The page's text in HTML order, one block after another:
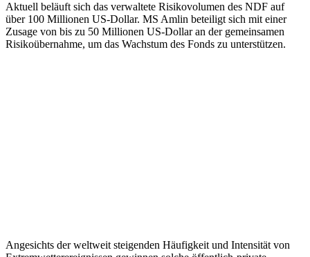
Aktuell beläuft sich das verwaltete Risikovolumen des NDF auf
über 100 Millionen US-Dollar. MS Amlin beteiligt sich mit einer
Zusage von bis zu 50 Millionen US-Dollar an der gemeinsamen
Risikoübernahme, um das Wachstum des Fonds zu unterstützen.
Angesichts der weltweit steigenden Häufigkeit und Intensität von